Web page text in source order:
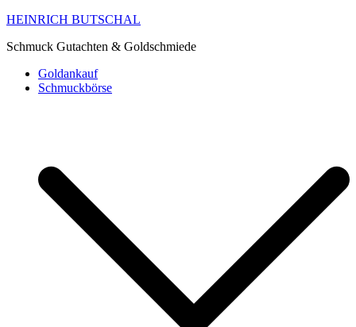
HEINRICH BUTSCHAL
Schmuck Gutachten & Goldschmiede
Goldankauf
Schmuckbörse